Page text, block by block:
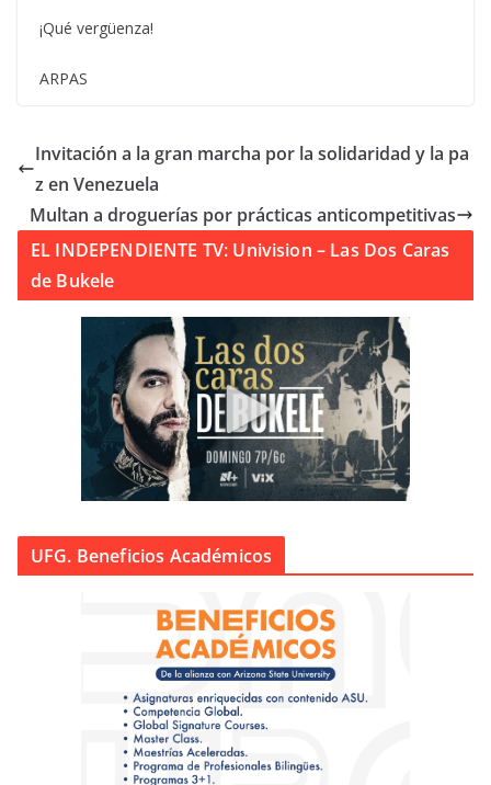
¡Qué vergüenza!
ARPAS
Invitación a la gran marcha por la solidaridad y la pa
z en Venezuela
Multan a droguerías por prácticas anticompetitivas
EL INDEPENDIENTE TV: Univision – Las Dos Caras
de Bukele
UFG. Beneficios Académicos